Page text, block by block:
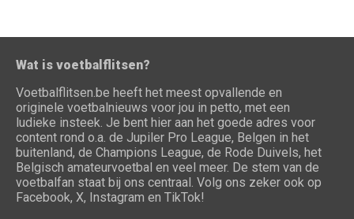
Wat is voetbalflitsen?
Voetbalflitsen.be heeft het meest opvallende en
originele voetbalnieuws voor jou in petto, met een
ludieke insteek. Je bent hier aan het goede adres voor
content rond o.a. de Jupiler Pro League, Belgen in het
buitenland, de Champions League, de Rode Duivels, het
Belgisch amateurvoetbal en veel meer. De stem van de
voetbalfan staat bij ons centraal. Volg ons zeker ook op
Facebook, X, Instagram en TikTok!